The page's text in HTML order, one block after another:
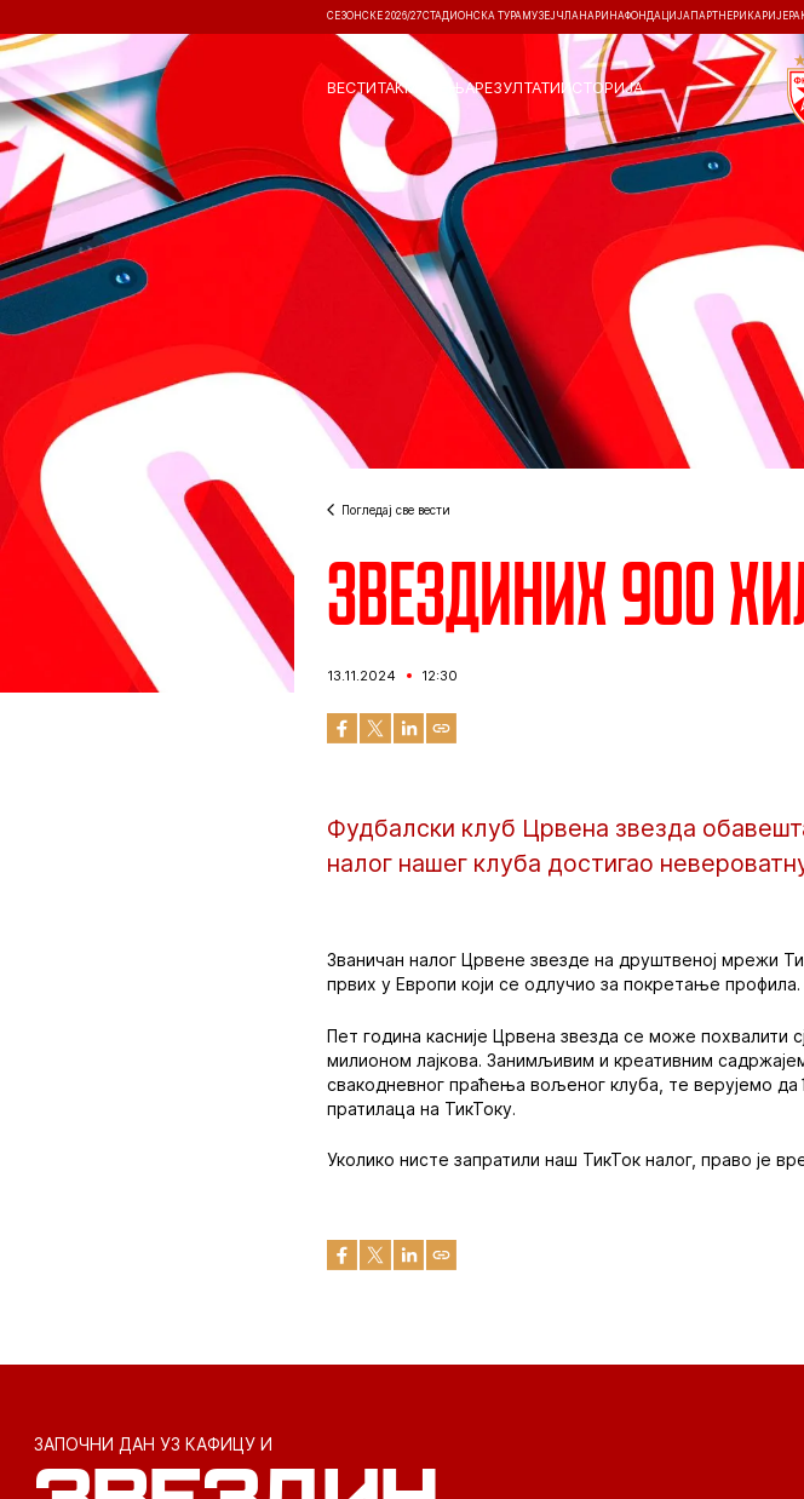
СЕЗОНСКЕ 2026/27СТАДИОНСКА ТУРА МУЗЕЈ ЧЛАНАРИНАФОНДАЦИЈА ПАРТНЕРИ КАРИЈЕРА
ВЕСТИТАКМИЧЕЊАРЕЗУЛТАТИИСТОРИЈА
Погледај све вести
Звездиних 900
13.11.2024 12:30
Фудбалски клуб Црвена звезда
налог нашег клуба достигао
Званичан налог Црвене звезде на друштвеној мрежи
првих у Европи који се одлучио за покретање профила.
Пет година касније Црвена звезда се може похвалити
милионом лајкова. Занимљивим и креативним
свакодневног праћења вољеног клуба, те верујемо
пратилаца на ТикТоку.
Уколико нисте запратили наш ТикТок налог, право је
ЗАПОЧНИ ДАН УЗ КАФИЦУ И